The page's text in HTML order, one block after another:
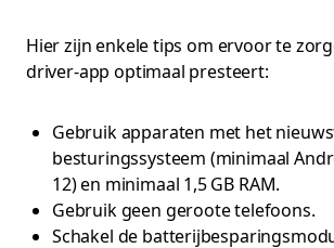
Hier zijn enkele tips om ervoor te
driver-app optimaal presteert:
Gebruik apparaten met het
besturingssysteem (minimaal
12) en minimaal 1,5 GB RAM.
Gebruik geen geroote telefoons.
Schakel de